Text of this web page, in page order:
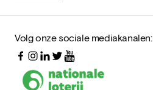
Volg onze sociale mediakanalen: